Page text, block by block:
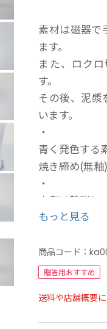
素材は磁器で
ます。
また、ロク
す。
その後、泥漿
います。
・
青く発色する
焼き締め(無
・
内側は艶消
外側の青く発
◎デザインは
磁器土の柔
ー・・・
もっと見る
商品コード：
贈答用おすすめ
送料や店舗概要